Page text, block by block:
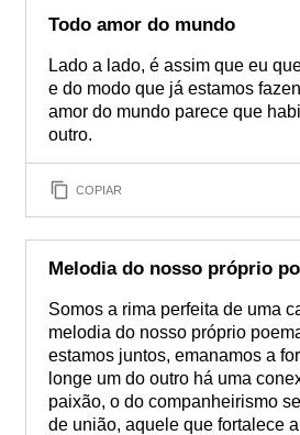
Todo amor do mundo
Lado a lado, é assim que eu
e do modo que já estamos
amor do mundo parece que
outro.
COPIAR
Melodia do nosso próprio
Somos a rima perfeita de uma
melodia do nosso próprio
estamos juntos, emanamos a
longe um do outro há uma
paixão, o do companheirismo
de união, aquele que fortalece